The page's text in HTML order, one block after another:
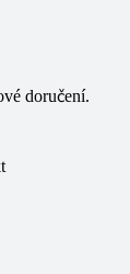
doručení.